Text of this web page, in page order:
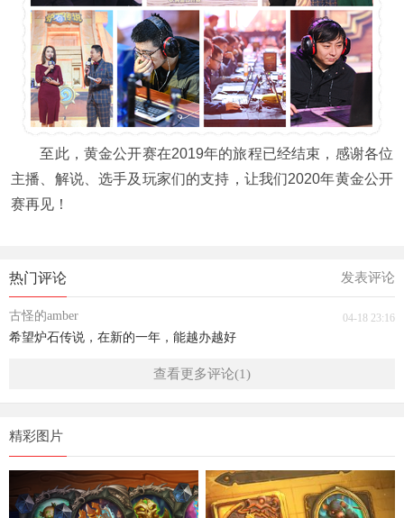
至此，黄金公开赛在2019年的旅程已经结束，感谢各位
主播、解说、选手及玩家们的支持，让我们2020年黄金公开
赛再见！
热门评论 发表评论
古怪的amber 04-18 23:16
希望炉石传说，在新的一年，能越办越好
查看更多评论(1)
精彩图片